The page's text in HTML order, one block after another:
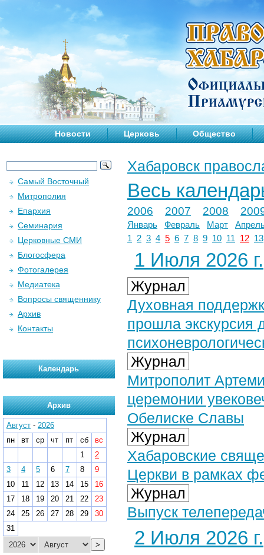
Новости Церковь Общество
Хабаровск
Весь
2006 2007 2008
Январь Февраль Март
1
2 3 4 5 6 7 8 9 10 11 12 13
1 Июля 2026 г.
Журнал
Духовная
прошла экскурсия
Журнал
Митрополит
церемонии
Обелиске Славы
Журнал
Хабаровские
Церкви в рамках
Журнал
Выпуск
2 Июля 2026 г.
Самый Восточный
Митрополия
Епархия
Семинария
Церковные СМИ
Блогосфера
Фотогалерея
Медиатека
Вопросы священнику
Архив
Контакты
Календарь
Архив
Август - 2026
пн
вт ср чт пт сб
вс
1
2
3
4 5 6 7 8
9
10
11 12 13 14 15
16
17
18 19 20 21 22
23
24
25 26 27 28 29
30
31
>